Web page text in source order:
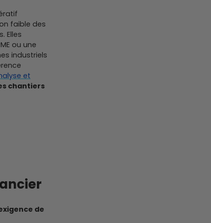
faible des
Elles
ou une
industriels
et
chantiers
de